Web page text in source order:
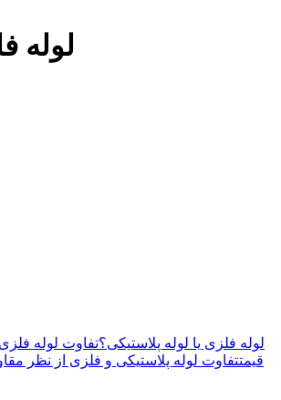
لوله
لوله فلزی یا لوله پلاستیکی؟تفاوت لوله فلزی
قیمتتفاوت لوله پلاستیکی و فلزی از نظر